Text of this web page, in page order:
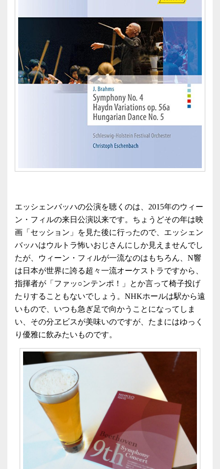
エッシェンバッハの公演を聴くのは、2015年のウィー
ン・フィルの来日公演以来です。ちょうどその年は映
画「セッション」を見た後に行ったので、エッシェン
バッハはウルトラ怖いおじさんにしか見えませんでし
たが、ウィーン・フィルが一流なのはもちろん、N響
は日本が世界に誇る超々一流オーケストラですから、
指揮者が「ファッ○ンテンポ！」とか言って椅子投げ
たりすることもないでしょう。NHKホールは駅から遠
いもので、いつも急ぎ足で向かうことになってしま
い、その分ヱビスが美味いのですが、たまにはゆっく
り優雅に飲みたいものです。